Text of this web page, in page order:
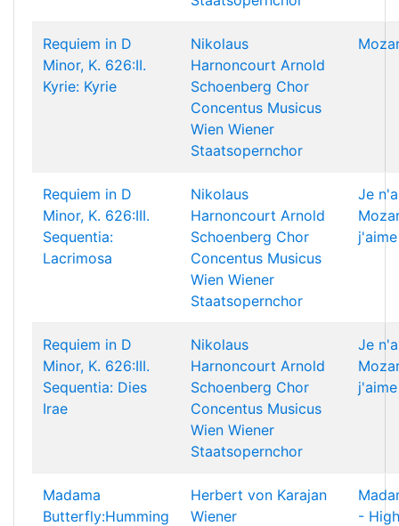
Requiem in D
Minor, K. 626:II.
Kyrie: Kyrie
Nikolaus
Harnoncourt Arnold
Schoenberg Chor
Concentus Musicus
Wien Wiener
Staatsopernchor
Requiem in D
Minor, K. 626:III.
Sequentia:
Lacrimosa
Nikolaus
Harnoncourt Arnold
Schoenberg Chor
Concentus Musicus
Wien Wiener
Staatsopernchor
Je
Requiem in D
Minor, K. 626:III.
Sequentia: Dies
Irae
Nikolaus
Harnoncourt Arnold
Schoenberg Chor
Concentus Musicus
Wien Wiener
Staatsopernchor
Je
Madama
Butterfly:Humming
Herbert von Karajan
Wiener
-